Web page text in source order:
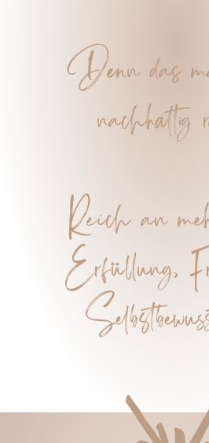
Denn das
nachhaltig
Reich an
Erfüllung,